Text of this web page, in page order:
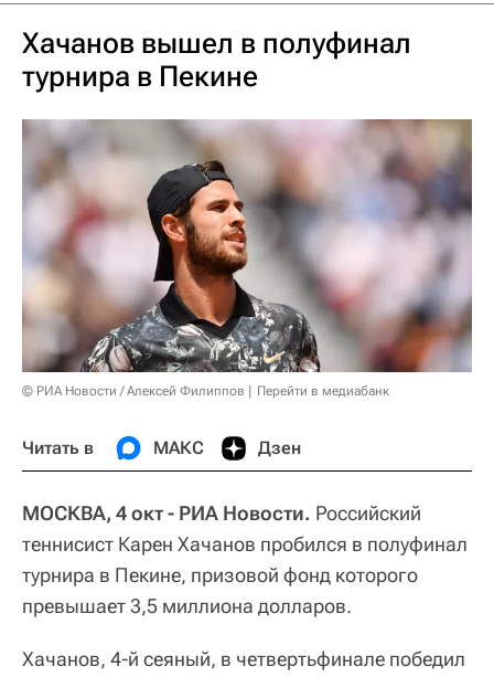
Хачанов вышел в полуфинал
турнира в Пекине
© РИА Новости / Алексей Филиппов Перейти в медиабанк
Читать в МАКС Дзен
МОСКВА, 4 окт - РИА Новости. Российский
теннисист Карен Хачанов пробился в полуфинал
турнира в Пекине, призовой фонд которого
превышает 3,5 миллиона долларов.
Хачанов, 4-й сеяный, в четвертьфинале победил